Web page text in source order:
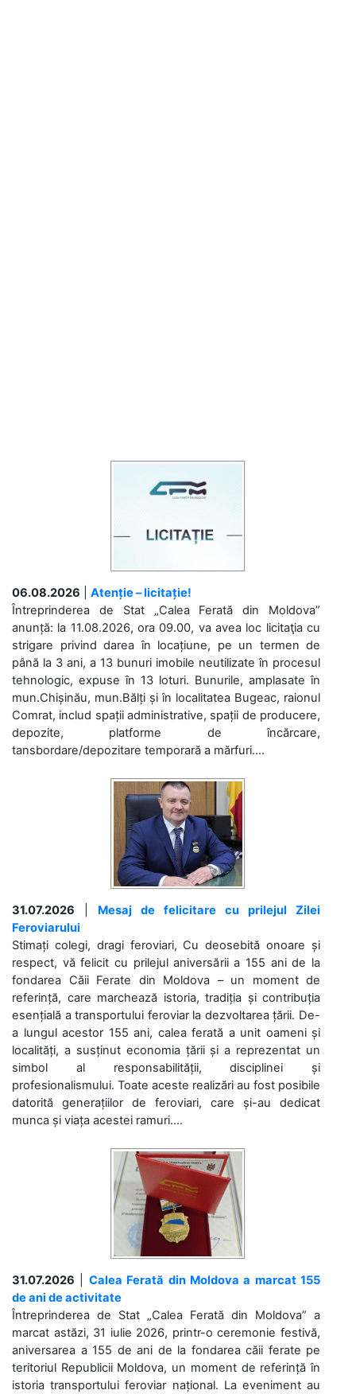
06.08.2026
Atenție – licitație!
Întreprinderea de Stat „Calea Ferată din Moldova”
anunță: la 11.08.2026, ora 09.00, va avea loc licitaţia cu
strigare privind darea în locațiune, pe un termen de
până la 3 ani, a 13 bunuri imobile neutilizate în procesul
tehnologic, expuse în 13 loturi. Bunurile, amplasate în
mun.Chișinău, mun.Bălți și în localitatea Bugeac, raionul
Comrat, includ spații administrative, spații de producere,
depozite, platforme de încărcare,
tansbordare/depozitare temporară a mărfuri....
31.07.2026
Mesaj de felicitare cu prilejul Zilei
Feroviarului
Stimați colegi, dragi feroviari, Cu deosebită onoare și
respect, vă felicit cu prilejul aniversării a 155 ani de la
fondarea Căii Ferate din Moldova – un moment de
referință, care marchează istoria, tradiția și contribuția
esențială a transportului feroviar la dezvoltarea țării. De-
a lungul acestor 155 ani, calea ferată a unit oameni și
localități, a susținut economia țării și a reprezentat un
simbol al responsabilității, disciplinei și
profesionalismului. Toate aceste realizări au fost posibile
datorită generațiilor de feroviari, care și-au dedicat
munca și viața acestei ramuri....
31.07.2026
Calea Ferată din Moldova a marcat 155
de ani de activitate
Întreprinderea de Stat „Calea Ferată din Moldova” a
marcat astăzi, 31 iulie 2026, printr-o ceremonie festivă,
aniversarea a 155 de ani de la fondarea căii ferate pe
teritoriul Republicii Moldova, un moment de referință în
istoria transportului feroviar național. La eveniment au